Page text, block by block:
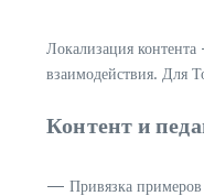
Локализация
взаимодействия. Для
Контент и
— Привязка примеров